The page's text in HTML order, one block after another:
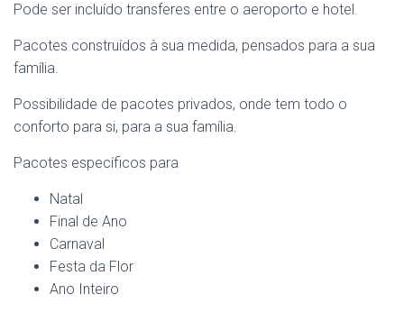
Pode ser incluído transferes entre o aeroporto e hotel.
Pacotes construídos à sua medida, pensados para a sua
família.
Possibilidade de pacotes privados, onde tem todo o
conforto para si, para a sua família.
Pacotes específicos para
Natal
Final de Ano
Carnaval
Festa da Flor
Ano Inteiro